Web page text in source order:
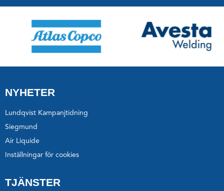
NYHETER
Lundqvist Kampanjtidning
Siegmund
Air Liquide
Inställningar för cookies
TJÄNSTER